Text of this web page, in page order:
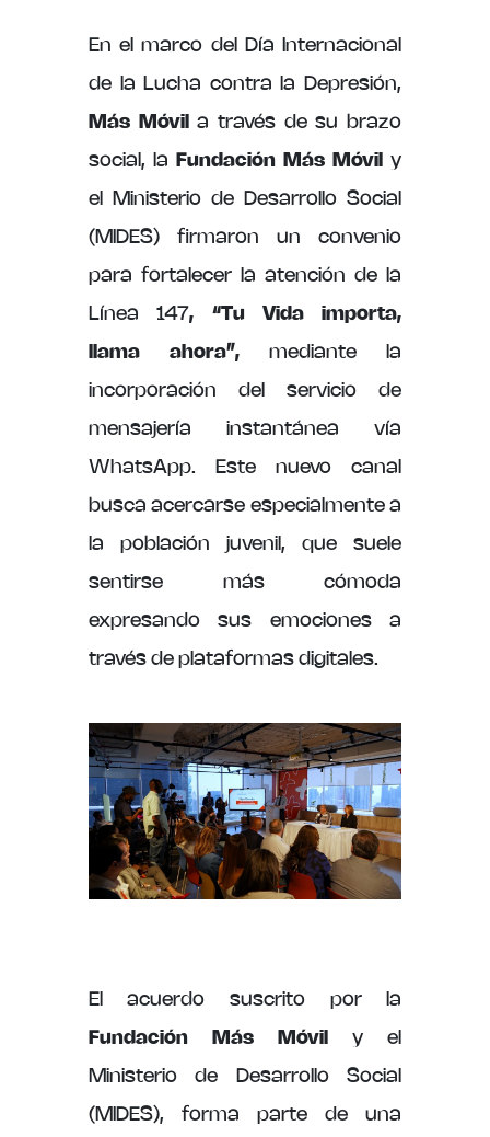
Nosotros
Pilares
Noticias
En el marco del Día Internacional
de la Lucha contra la Depresión,
Más Móvil a través de su brazo
social, la Fundación Más Móvil y
el Ministerio de Desarrollo Social
(MIDES) firmaron un convenio
para fortalecer la atención de la
Línea 147, “Tu Vida importa,
llama ahora”,mediante la
incorporación del servicio de
mensajería instantánea vía
WhatsApp. Este nuevo canal
busca acercarse especialmente a
la población juvenil, que suele
sentirse más cómoda
expresando sus emociones a
través de plataformas digitales.
El acuerdo suscrito por la
Fundación Más Móvil y el
Ministerio de Desarrollo Social
(MIDES), forma parte de una